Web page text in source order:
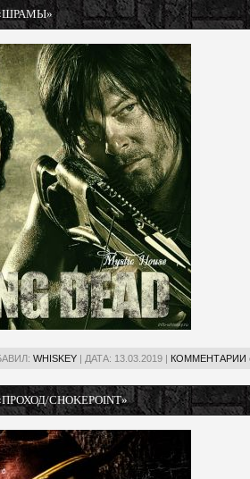
WHISKEY | ДАТА: 13.03.2019 | КОММЕНТАРИИ
CHOKEPOINT»